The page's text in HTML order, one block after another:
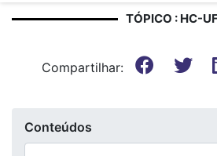
TÓPICO : HC-
Compartilhar:
Conteúdos